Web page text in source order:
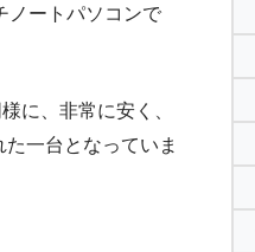
ノートパソコンで
に、非常に安く、
一台となっていま